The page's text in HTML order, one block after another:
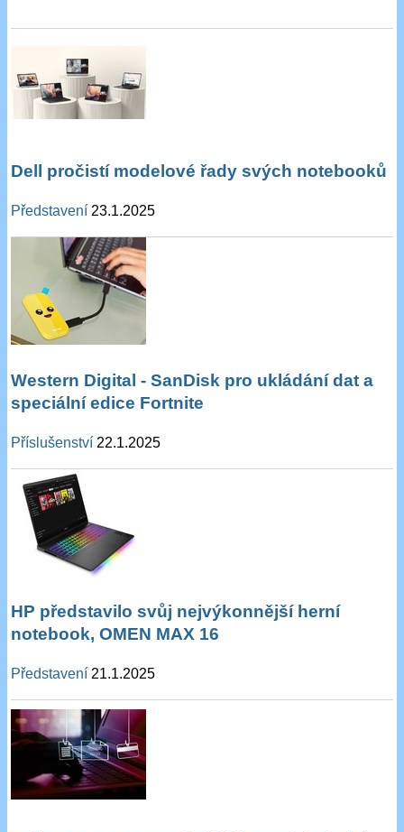
Dell pročistí modelové řady svých notebooků
Představení 23.1.2025
Western Digital - SanDisk pro ukládání dat a
speciální edice Fortnite
Příslušenství 22.1.2025
HP představilo svůj nejvýkonnější herní
notebook, OMEN MAX 16
Představení 21.1.2025